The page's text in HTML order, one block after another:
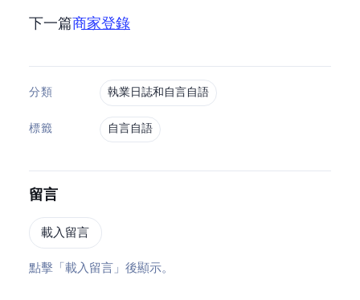
下一篇Google商家登錄
分類 執業日誌和自言自語
標籤 自言自語
留言
載入留言
點擊「載入留言」後顯示 Disqus。